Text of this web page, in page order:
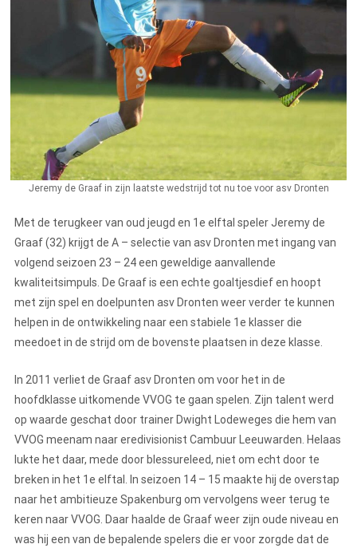
Jeremy de Graaf in zijn laatste wedstrijd tot nu toe voor asv Dronten
Met de terugkeer van oud jeugd en 1e elftal speler Jeremy de
Graaf (32) krijgt de A – selectie van asv Dronten met ingang van
volgend seizoen 23 – 24 een geweldige aanvallende
kwaliteitsimpuls. De Graaf is een echte goaltjesdief en hoopt
met zijn spel en doelpunten asv Dronten weer verder te kunnen
helpen in de ontwikkeling naar een stabiele 1e klasser die
meedoet in de strijd om de bovenste plaatsen in deze klasse.
In 2011 verliet de Graaf asv Dronten om voor het in de
hoofdklasse uitkomende VVOG te gaan spelen. Zijn talent werd
op waarde geschat door trainer Dwight Lodeweges die hem van
VVOG meenam naar eredivisionist Cambuur Leeuwarden. Helaas
lukte het daar, mede door blessureleed, niet om echt door te
breken in het 1e elftal. In seizoen 14 – 15 maakte hij de overstap
naar het ambitieuze Spakenburg om vervolgens weer terug te
keren naar VVOG. Daar haalde de Graaf weer zijn oude niveau en
was hij een van de bepalende spelers die er voor zorgde dat de